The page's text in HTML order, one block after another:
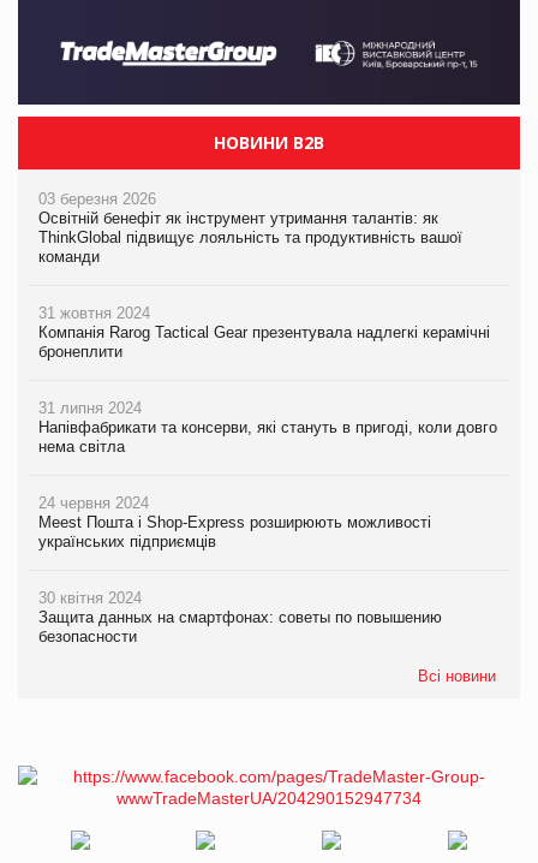
НОВИНИ B2B
03 березня 2026
Освітній бенефіт як інструмент утримання талантів: як
ThinkGlobal підвищує лояльність та продуктивність вашої
команди
31 жовтня 2024
Компанія Rarog Tactical Gear презентувала надлегкі керамічні
бронеплити
31 липня 2024
Напівфабрикати та консерви, які стануть в пригоді, коли довго
нема світла
24 червня 2024
Meest Пошта і Shop-Express розширюють можливості
українських підприємців
30 квітня 2024
Защита данных на смартфонах: советы по повышению
безопасности
Всі новини